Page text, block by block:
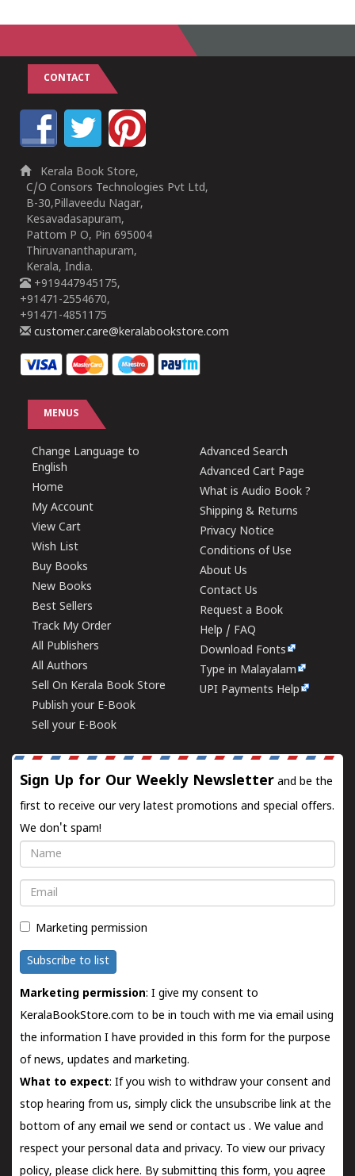
CONTACT
Kerala Book Store,
C/O Consors Technologies Pvt Ltd,
B-30,Pillaveedu Nagar,
Kesavadasapuram,
Pattom P O, Pin 695004
Thiruvananthapuram,
Kerala, India.
+919447945175,
+91471-2554670,
+91471-4851175
customer.care@keralabookstore.com
MENUS
Change Language to
English
Home
My Account
View Cart
Wish List
Buy Books
New Books
Best Sellers
Track My Order
All Publishers
All Authors
Sell On Kerala Book Store
Publish your E-Book
Sell your E-Book
Advanced Search
Advanced Cart Page
What is Audio Book ?
Shipping & Returns
Privacy Notice
Conditions of Use
About Us
Contact Us
Request a Book
Help / FAQ
Download Fonts
Type in Malayalam
UPI Payments Help
Sign Up for Our Weekly Newsletter and be the
first to receive our very latest promotions and special offers.
We don't spam!
Name
Email
Marketing permission
Subscribe to list
Marketing permission: I give my consent to
KeralaBookStore.com to be in touch with me via email using
the information I have provided in this form for the purpose
of news, updates and marketing.
What to expect: If you wish to withdraw your consent and
stop hearing from us, simply click the unsubscribe link at the
bottom of any email we send orcontact us . We value and
respect your personal data and privacy. To view our privacy
policy, please click here. By submitting this form, you agree